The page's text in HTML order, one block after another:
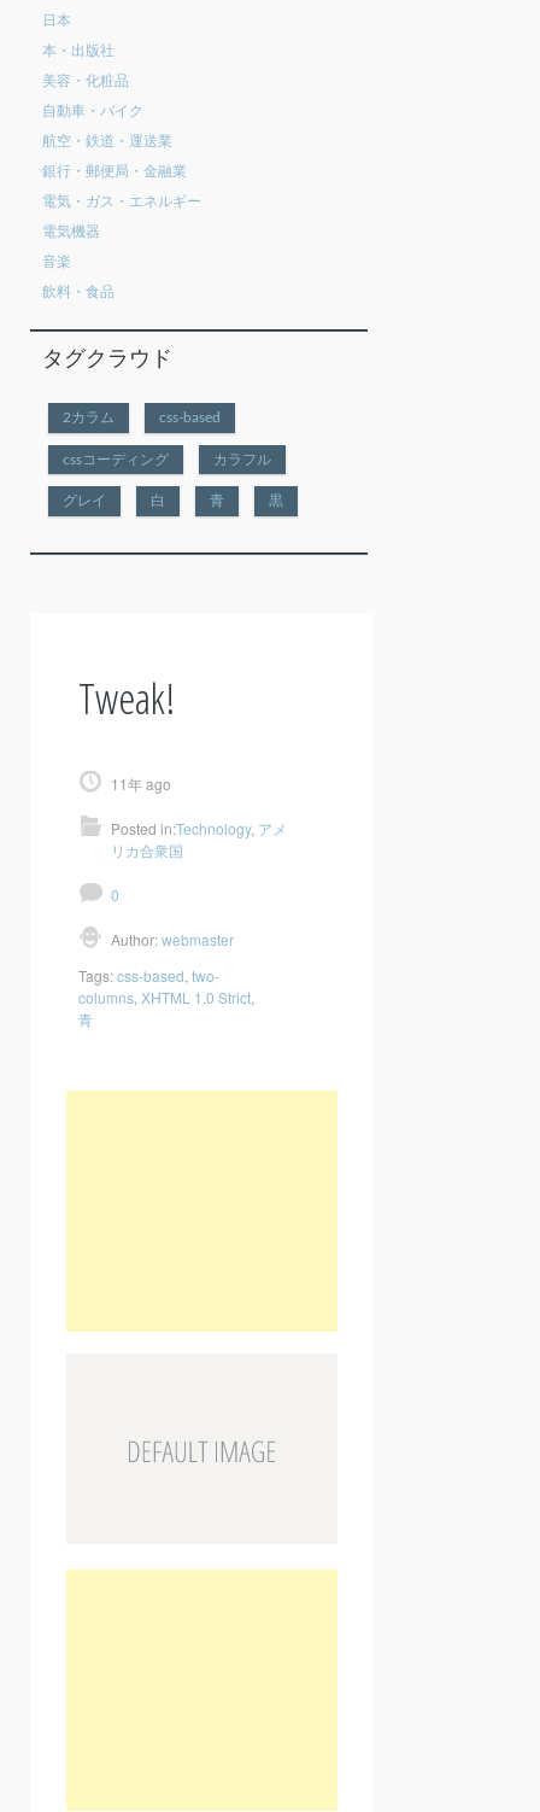
日本
本・出版社
美容・化粧品
自動車・バイク
航空・鉄道・運送業
銀行・郵便局・金融業
電気・ガス・エネルギー
電気機器
音楽
飲料・食品
タグクラウド
2カラム css-based
cssコーディング カラフル
グレイ 白 青 黒
Tweak!
11年 ago
Posted in:Technology, アメ
リカ合衆国
0
Author:webmaster
Tags:css-based two-
columns XHTML 1.0 Strict
青